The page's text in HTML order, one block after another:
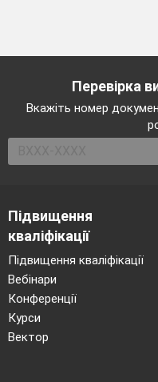
Перевірка
Вкажіть номер
Підвищення
кваліфікації
Підвищення кваліфікації
Вебінари
Конференції
Курси
Вектор